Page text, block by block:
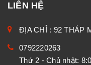
LIÊN HỆ
ĐỊA CHỈ : 92 THÁP
0792220263
Thứ 2 - Chủ nhật: